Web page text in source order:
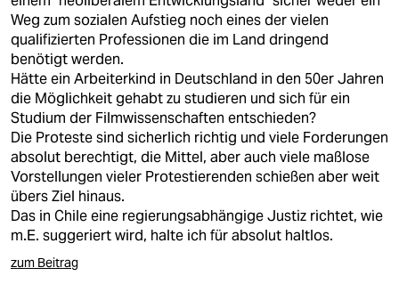
Weg zum sozialen Aufstieg noch eines der vielen
qualifizierten Professionen die im Land dringend
benötigt werden.
Hätte ein Arbeiterkind in Deutschland in den 50er Jahren
die Möglichkeit gehabt zu studieren und sich für ein
Studium der Filmwissenschaften entschieden?
Die Proteste sind sicherlich richtig und viele Forderungen
absolut berechtigt, die Mittel, aber auch viele maßlose
Vorstellungen vieler Protestierenden schießen aber weit
übers Ziel hinaus.
Das in Chile eine regierungsabhängige Justiz richtet, wie
m.E. suggeriert wird, halte ich für absolut haltlos.
zum Beitrag